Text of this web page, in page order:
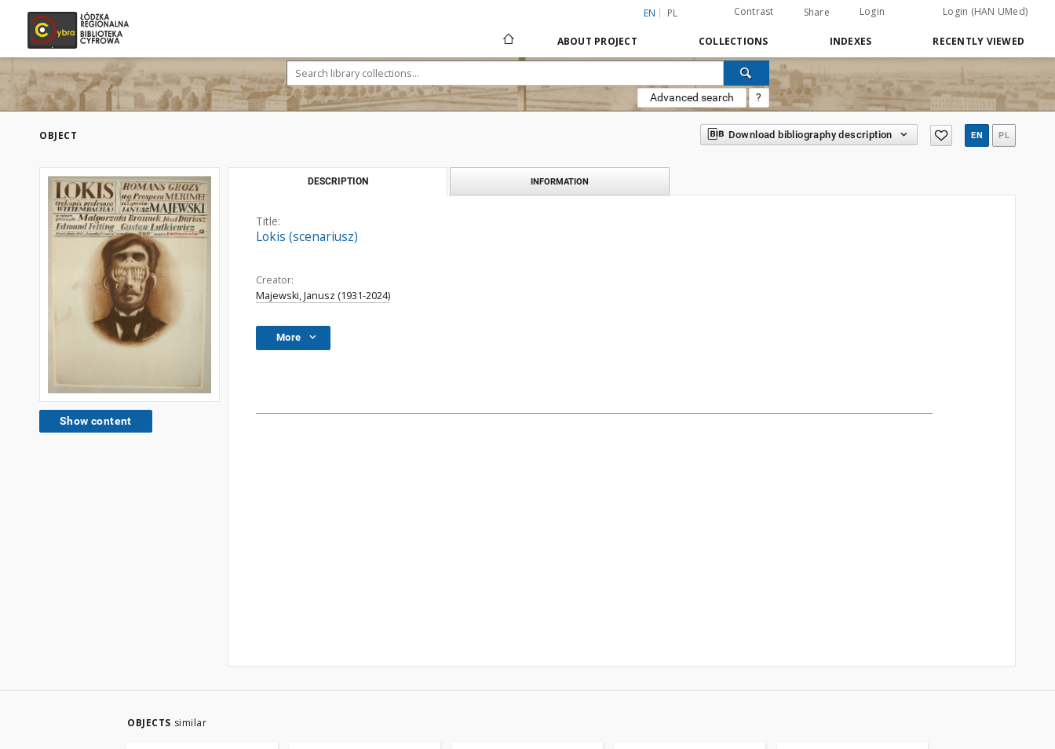
EN PL Contrast Share Login Login (HAN UMed)
ABOUT PROJECT COLLECTIONS INDEXES RECENTLY VIEWED
Advanced search ?
OBJECT Download bibliography description EN PL
Show content
DESCRIPTION INFORMATION
Title:
Lokis (scenariusz)
Creator:
Majewski, Janusz (1931-2024)
More
OBJECTS similar